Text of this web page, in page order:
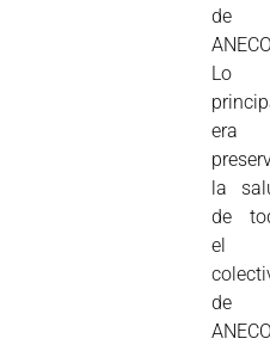
de
Lo
era
la
de
el
de